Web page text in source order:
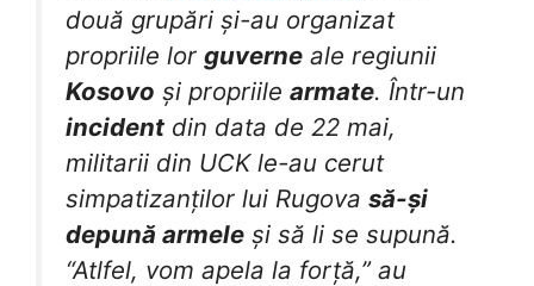
două grupări și-au organizat
propriile lor guverne ale regiunii
Kosovo și propriile armate. Într-un
incident din data de 22 mai,
militarii din UCK le-au cerut
simpatizanților lui Rugova să-și
depună armele și să li se supună.
“Atlfel, vom apela la forță,” au